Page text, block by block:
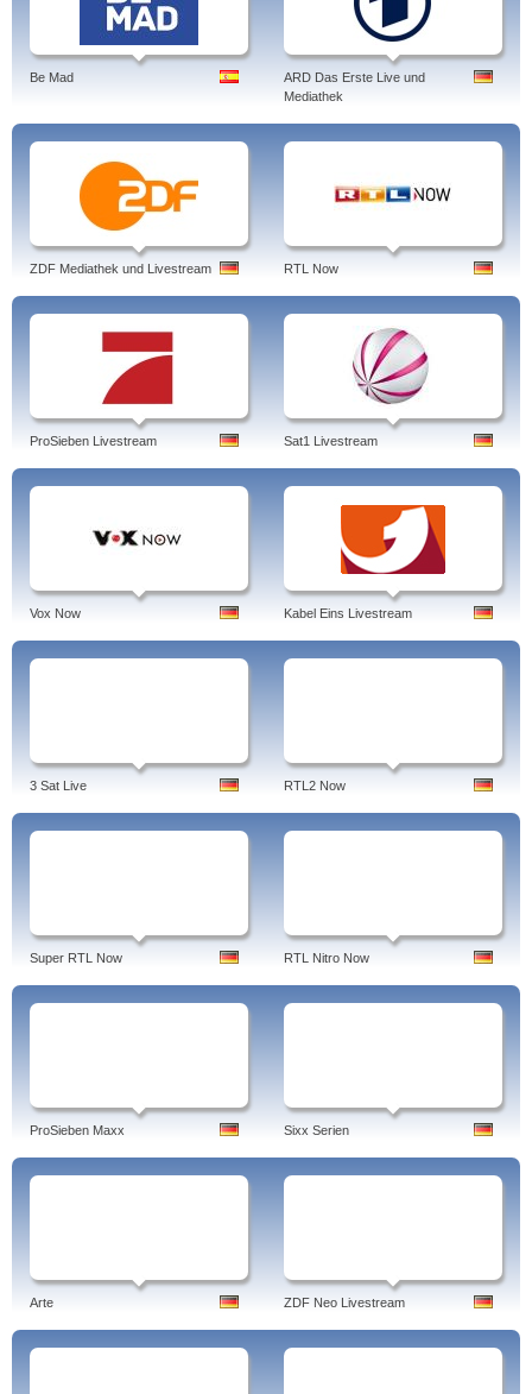
Be Mad
ARD Das Erste Live und
Mediathek
ZDF Mediathek und Livestream RTL Now
ProSieben Livestream Sat1 Livestream
Vox Now Kabel Eins Livestream
3 Sat Live RTL2 Now
Super RTL Now RTL Nitro Now
ProSieben Maxx Sixx Serien
Arte ZDF Neo Livestream